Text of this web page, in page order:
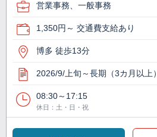
営業事務、一般事務
1,350円～ 交通費支給あり
博多 徒歩13分
2026/9/上旬～長期（3カ月以上）
08:30～17:15
休日：土・日・祝